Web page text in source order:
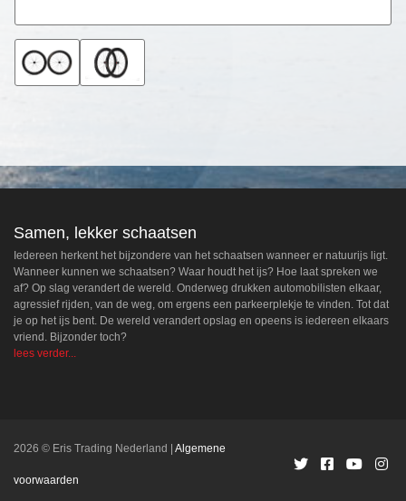
Samen, lekker schaatsen
Iedereen herkent het bijzondere van het schaatsen wanneer er natuurijs ligt.
Wanneer kunnen we schaatsen? Waar houdt het ijs? Hoe laat spreken we
af? Op slag verandert de wereld. Onderweg drukken automobilisten elkaar,
agressief rijden, van de weg, om ergens een parkeerplekje te vinden. Tot dat
je op het ijs bent. De wereld verandert opslag en opeens is iedereen elkaars
vriend. Bijzonder toch?
lees verder...
2026 © Eris Trading Nederland Algemene
voorwaarden